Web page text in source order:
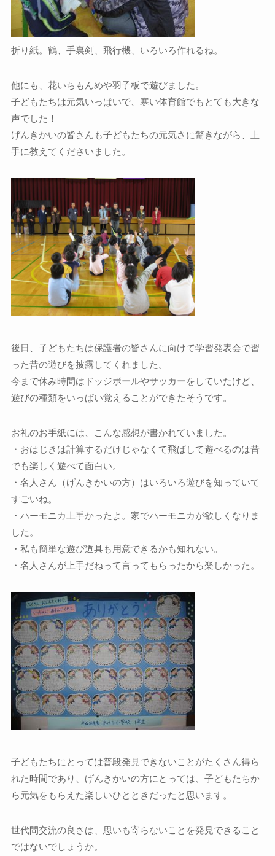
折り紙。鶴、手裏剣、飛行機、いろいろ作れるね。
他にも、花いちもんめや羽子板で遊びました。
子どもたちは元気いっぱいで、寒い体育館でもとても大きな
声でした！
げんきかいの皆さんも子どもたちの元気さに驚きながら、上
手に教えてくださいました。
後日、子どもたちは保護者の皆さんに向けて学習発表会で習
った昔の遊びを披露してくれました。
今まで休み時間はドッジボールやサッカーをしていたけど、
遊びの種類をいっぱい覚えることができたそうです。
お礼のお手紙には、こんな感想が書かれていました。
・おはじきは計算するだけじゃなくて飛ばして遊べるのは昔
でも楽しく遊べて面白い。
・名人さん（げんきかいの方）はいろいろ遊びを知っていて
すごいね。
・ハーモニカ上手かったよ。家でハーモニカが欲しくなりま
した。
・私も簡単な遊び道具も用意できるかも知れない。
・名人さんが上手だねって言ってもらったから楽しかった。
子どもたちにとっては普段発見できないことがたくさん得ら
れた時間であり、げんきかいの方にとっては、子どもたちか
ら元気をもらえた楽しいひとときだったと思います。
世代間交流の良さは、思いも寄らないことを発見できること
ではないでしょうか。